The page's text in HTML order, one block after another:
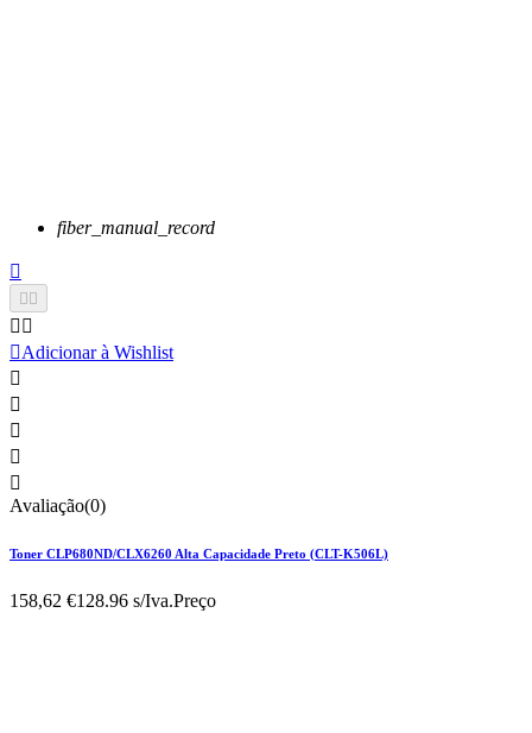
fiber_manual_record

 
 
Adicionar à Wishlist





Avaliação(0)
Toner CLP680ND/CLX6260 Alta Capacidade Preto (CLT-K506L)
158,62 €128.96 s/Iva.Preço